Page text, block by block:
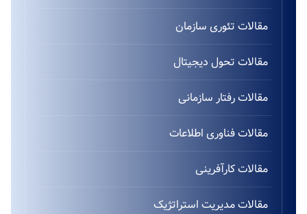
مقالات تئوری سازمان
مقالات تحول دیجیتال
مقالات رفتار سازمانی
مقالات فناوری اطلاعات
مقالات کارآفرینی
مقالات مدیریت استراتژیک